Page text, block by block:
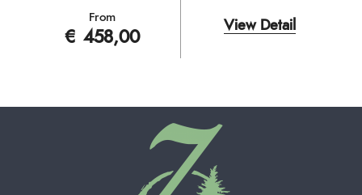
From
€ 458,00
View Detail